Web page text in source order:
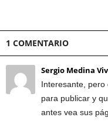
1 COMENTARIO
Sergio Medina
Interesante, pero
para publicar y
antes vea sus